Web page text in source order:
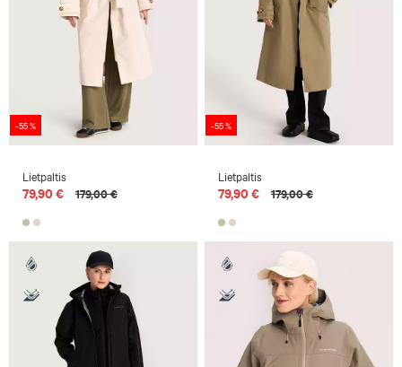
-55 %
Lietpaltis
79,90 € 179,00 €
-55 %
Lietpaltis
79,90 € 179,00 €